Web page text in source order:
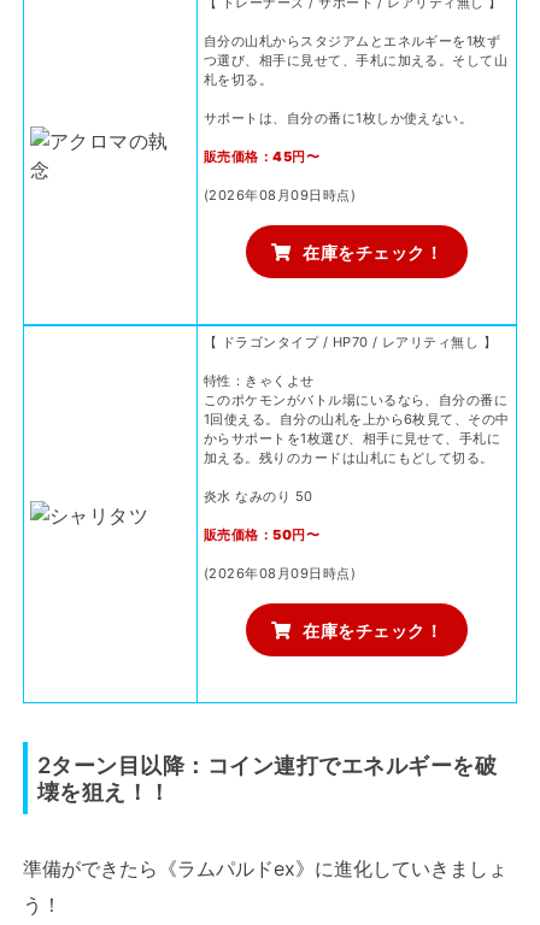
自分の山札からスタジアムとエネルギーを1枚ず
つ選び、相手に見せて、手札に加える。そして山
札を切る。
サポートは、自分の番に1枚しか使えない。
販売価格：45円〜
(2026年08月09日時点)
在庫をチェック！
【 ドラゴンタイプ / HP70 / レアリティ無し 】
特性：きゃくよせ
このポケモンがバトル場にいるなら、自分の番に
1回使える。自分の山札を上から6枚見て、その中
からサポートを1枚選び、相手に見せて、手札に
加える。残りのカードは山札にもどして切る。
炎水 なみのり 50
販売価格：50円〜
(2026年08月09日時点)
在庫をチェック！
2ターン目以降：コイン連打でエネルギーを破
壊を狙え！！
準備ができたら《ラムパルドex》に進化していきましょ
う！